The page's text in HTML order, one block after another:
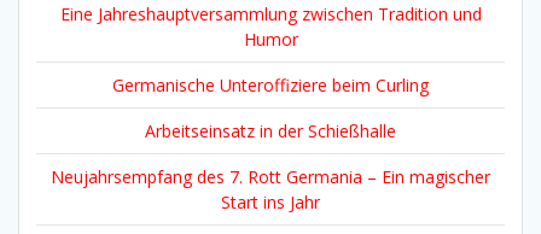
Eine Jahreshauptversammlung zwischen Tradition und
Humor
Germanische Unteroffiziere beim Curling
Arbeitseinsatz in der Schießhalle
Neujahrsempfang des 7. Rott Germania – Ein magischer
Start ins Jahr